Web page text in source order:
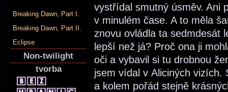
Breaking Dawn, Part I.
Breaking Dawn, Part II.
Eclipse
Non-twilight
tvorba
vystřídal smutný úsměv. Ani
v minulém čase. A to měla
znovu ovládla ta sedmdesát
lepší než já? Proč ona ji
oči a vybavil si tu drobnou
jsem vídal v Aliciných
a kolem pořád stejně